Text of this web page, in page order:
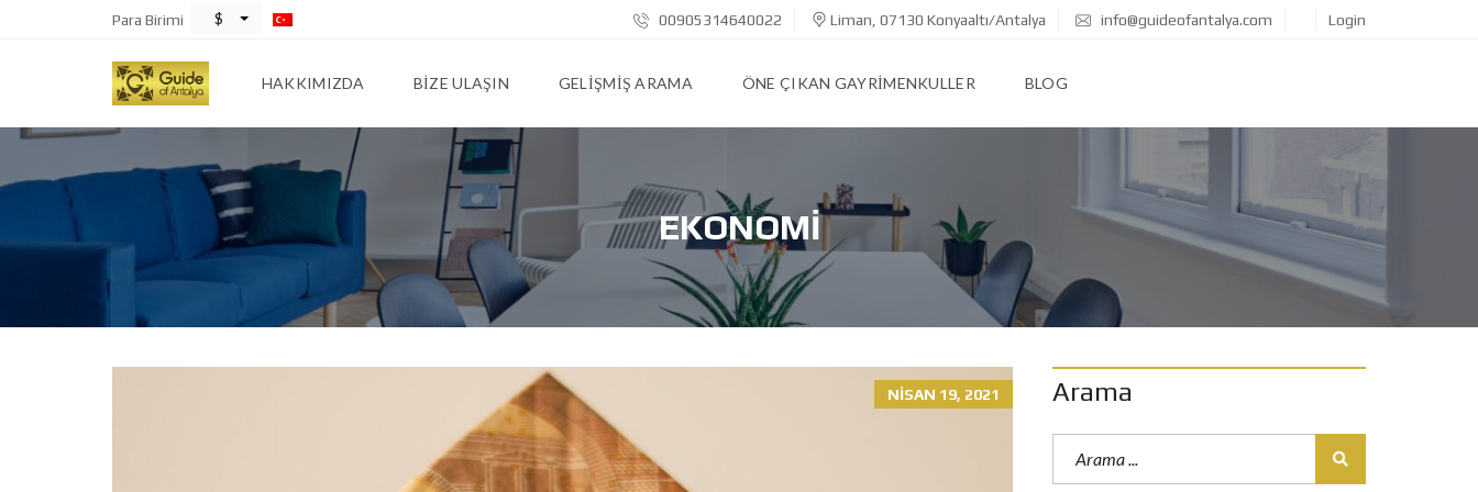
Para Birimi $ 00905314640022 Liman, 07130 Konyaaltı/Antalya info@guideofantalya.com Login
HAKKIMIZDA BIZE ULAŞIN GELIŞMIŞ ARAMA ÖNE ÇIKAN GAYRIMENKULLER BLOG
EKONOMI
NISAN 19, 2021 Arama